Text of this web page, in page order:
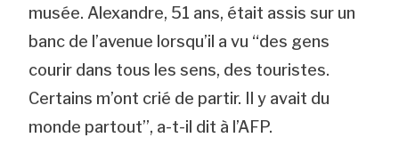
musée. Alexandre, 51 ans, était assis sur un
banc de l’avenue lorsqu’il a vu “des gens
courir dans tous les sens, des touristes.
Certains m’ont crié de partir. Il y avait du
monde partout”, a-t-il dit à l’AFP.